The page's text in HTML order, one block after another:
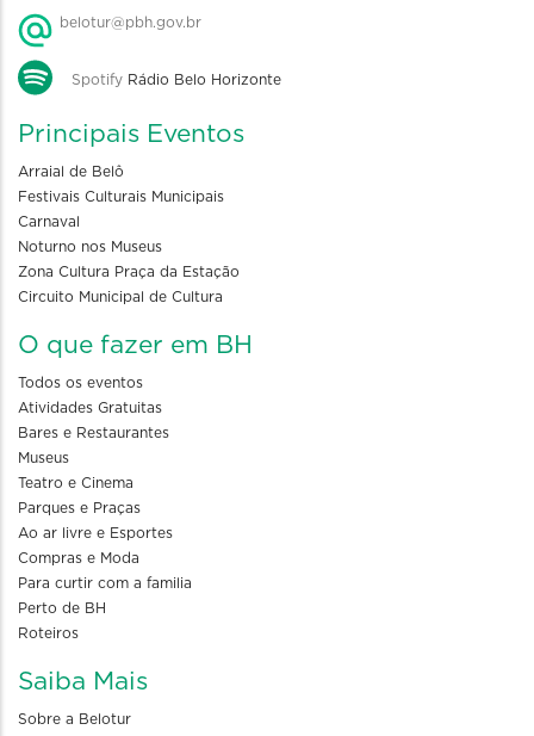
belotur@pbh.gov.br
Spotify Rádio Belo Horizonte
Principais Eventos
Arraial de Belô
Festivais Culturais Municipais
Carnaval
Noturno nos Museus
Zona Cultura Praça da Estação
Circuito Municipal de Cultura
O que fazer em BH
Todos os eventos
Atividades Gratuitas
Bares e Restaurantes
Museus
Teatro e Cinema
Parques e Praças
Ao ar livre e Esportes
Compras e Moda
Para curtir com a familia
Perto de BH
Roteiros
Saiba Mais
Sobre a Belotur